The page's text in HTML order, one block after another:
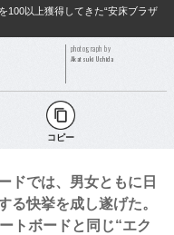
100以上獲得してきた“安床ブラザ
photograph by
Akatsuki Uchida
コピー
ドでは、男女ともに日
る快挙を成し遂げた。
トボードと同じ“エク